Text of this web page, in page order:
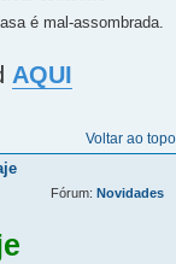
é mal-assombrada.
AQUI
Voltar ao topo
Fórum: Novidades